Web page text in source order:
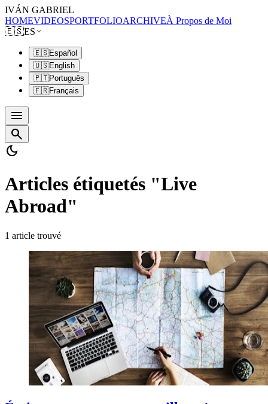
IVÁN GABRIEL
HOMEVIDEOSPORTFOLIOARCHIVEÀ Propos de Moi
🇪🇸ES
🇪🇸Español
🇺🇸English
🇵🇹Português
🇫🇷Français
menu
search
dark_mode
Articles étiquetés "Live
Abroad"
1 article trouvé